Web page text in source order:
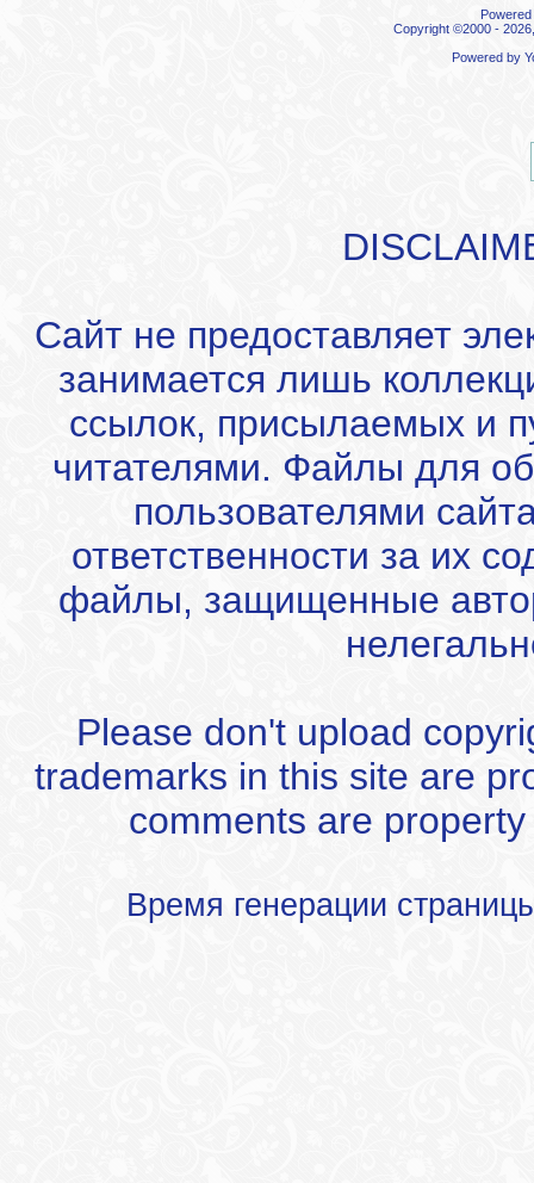
Copyright ©2000 -
Powered by
Сайт не предоставляет
занимается лишь
ссылок, присылаемых и
читателями. Файлы для
пользователями
ответственности за их
файлы, защищенные
Please don't upload
trademarks in this site are
comments are
Время генерации